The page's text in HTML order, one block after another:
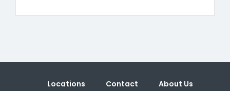
Locations Contact About Us